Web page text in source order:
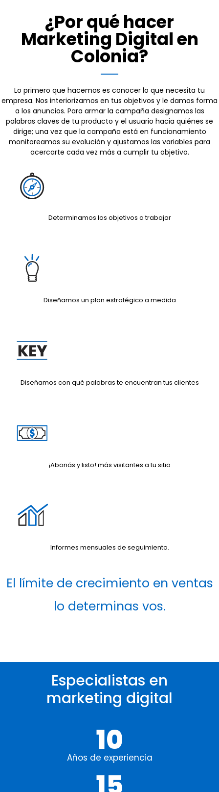
¿Por qué hacer
Marketing Digital en
Colonia?
Lo primero que hacemos es conocer lo que necesita tu
empresa. Nos interiorizamos en tus objetivos y le damos forma
a los anuncios. Para armar la campaña designamos las
palabras claves de tu producto y el usuario hacia quiénes se
dirige; una vez que la campaña está en funcionamiento
monitoreamos su evolución y ajustamos las variables para
acercarte cada vez más a cumplir tu objetivo.
Determinamos los objetivos a trabajar
Diseñamos un plan estratégico a medida
Diseñamos con qué palabras te encuentran tus clientes
¡Abonás y listo! más visitantes a tu sitio
Informes mensuales de seguimiento.
El límite de crecimiento en ventas
lo determinas vos.
Especialistas en
marketing digital
Años de experiencia
10